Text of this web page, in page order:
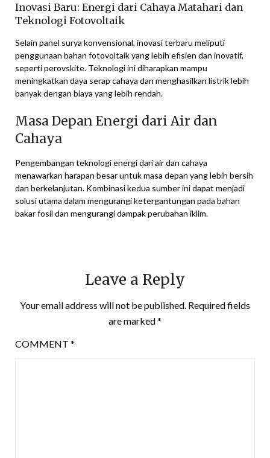
Inovasi Baru: Energi dari Cahaya Matahari dan
Teknologi Fotovoltaik
Selain panel surya konvensional, inovasi terbaru meliputi
penggunaan bahan fotovoltaik yang lebih efisien dan inovatif,
seperti perovskite. Teknologi ini diharapkan mampu
meningkatkan daya serap cahaya dan menghasilkan listrik lebih
banyak dengan biaya yang lebih rendah.
Masa Depan Energi dari Air dan
Cahaya
Pengembangan teknologi energi dari air dan cahaya
menawarkan harapan besar untuk masa depan yang lebih bersih
dan berkelanjutan. Kombinasi kedua sumber ini dapat menjadi
solusi utama dalam mengurangi ketergantungan pada bahan
bakar fosil dan mengurangi dampak perubahan iklim.
Leave a Reply
Your email address will not be published. Required fields
are marked*
COMMENT *